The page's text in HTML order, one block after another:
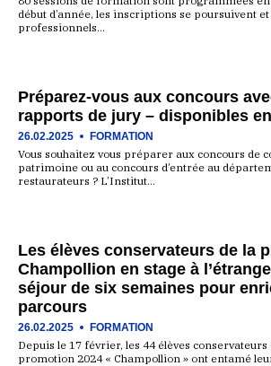
début d’année, les inscriptions se poursuivent et
professionnels…
Préparez-vous aux concours
rapports de jury – disponibles
26.02.2025 FORMATION
Vous souhaitez vous préparer aux concours de
patrimoine ou au concours d’entrée au
restaurateurs ? L’Institut…
Les élèves conservateurs de la
Champollion en stage à
séjour de six semaines pour
parcours
26.02.2025 FORMATION
Depuis le 17 février, les 44 élèves conservateurs
promotion 2024 « Champollion » ont entamé